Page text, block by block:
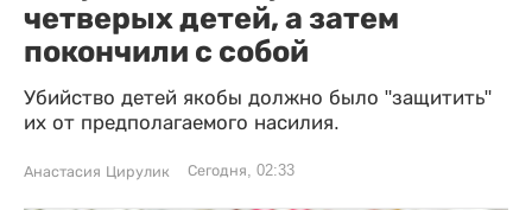
четверых детей, а затем
покончили с собой
Убийство детей якобы должно было "защитить"
их от предполагаемого насилия.
Анастасия Цирулик Сегодня, 02:33